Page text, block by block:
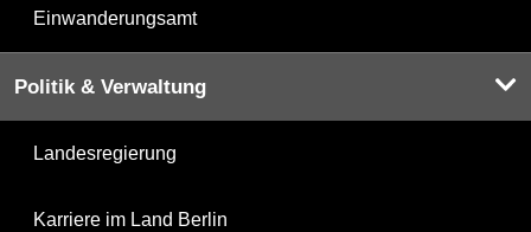
Einwanderungsamt
Politik & Verwaltung
Landesregierung
Karriere im Land Berlin